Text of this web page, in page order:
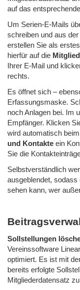
auf das
Um Serien-E-Mails
schreiben und aus
erstellen Sie als
hierfür auf die
Ihrer E-Mail und
rechts.
Es öffnet sich –
Erfassungsmaske.
noch Anlagen bei. Im
Empfänger. Klicken
wird automatisch
und Kontakte ein
Sie die
Selbstverständlich
ausgeblendet,
sehen kann, wer
Sollstellungen
Vereinssoftware
optimiert. Es ist mit
bereits erfolgte
Mitgliederdatensatz